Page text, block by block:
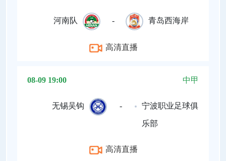
河南队 - 青岛西海岸
高清直播
08-09 19:00 中甲
无锡吴钩 - 宁波职业足球俱
乐部
高清直播